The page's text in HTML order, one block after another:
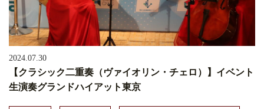
2024.07.30
【クラシック二重奏（ヴァイオリン・チェロ）】イベント
生演奏グランドハイアット東京